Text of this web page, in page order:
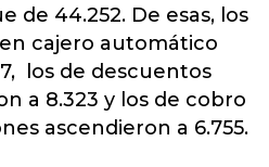
de 44.252. De esas, los
cajero automático
los de descuentos
a 8.323 y los de cobro
ascendieron a 6.755.